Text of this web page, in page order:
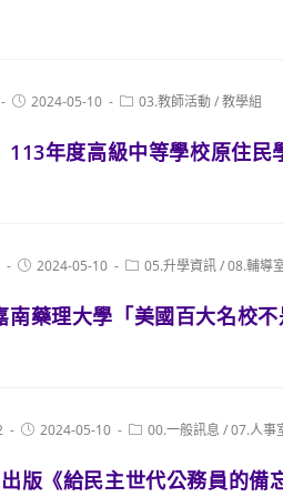
Post2024-05-10
Post03.教師活動/教學組
113年度高級中等學校原住
Post2024-05-10
Post05.升學資訊/08.輔導
南藥理大學「美國百大名校不
Post2024-05-10
Post00.一般訊息 /07.人事
版《給民主世代公務員的備